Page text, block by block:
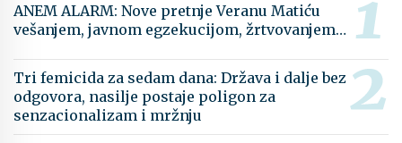
ANEM ALARM: Nove pretnje Veranu Matiću
vešanjem, javnom egzekucijom, žrtvovanjem…
Tri femicida za sedam dana: Država i dalje bez
odgovora, nasilje postaje poligon za
senzacionalizam i mržnju